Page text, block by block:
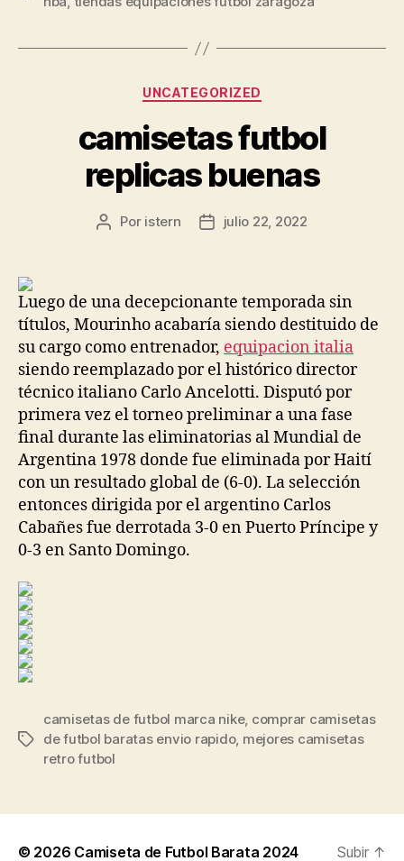
Categorías
UNCATEGORIZED
camisetas futbol
replicas buenas
Autor
Por istern
Fechajulio 22, 2022
Luego de una decepcionante temporada sin
títulos, Mourinho acabaría siendo destituido de
su cargo como entrenador, equipacion italia
siendo reemplazado por el histórico director
técnico italiano Carlo Ancelotti. Disputó por
primera vez el torneo preliminar a una fase
final durante las eliminatorias al Mundial de
Argentina 1978 donde fue eliminada por Haití
con un resultado global de (6-0). La selección
entonces dirigida por el argentino Carlos
Cabañes fue derrotada 3-0 en Puerto Príncipe y
0-3 en Santo Domingo.
Etiquetas
camisetas de futbol marca nike, comprar camisetas
de futbol baratas envio rapido, mejores camisetas
retro futbol
© 2026 Camiseta de Futbol Barata 2024 Subir ↑